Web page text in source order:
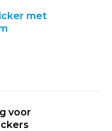
met
voor